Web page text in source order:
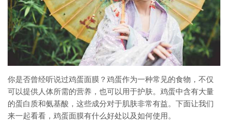
你是否曾经听说过鸡蛋面膜？鸡蛋作为一种常见的食物，不仅
可以提供人体所需的营养，也可以用于护肤。鸡蛋中含有大量
的蛋白质和氨基酸，这些成分对于肌肤非常有益。下面让我们
来一起看看，鸡蛋面膜有什么好处以及如何使用。